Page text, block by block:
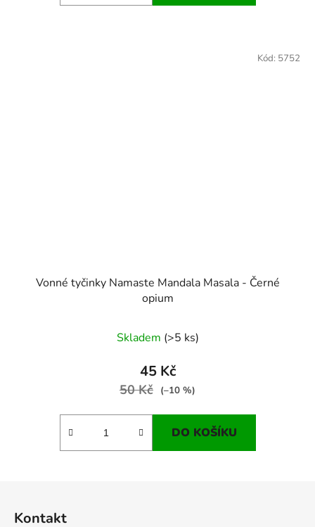
Vonné tyčinky Namaste Mandala Masala - Černé
opium
Skladem (>5 ks)
45 Kč
50 Kč (–10 %)
DO KOŠÍKU
Kód: 5752
Kontakt